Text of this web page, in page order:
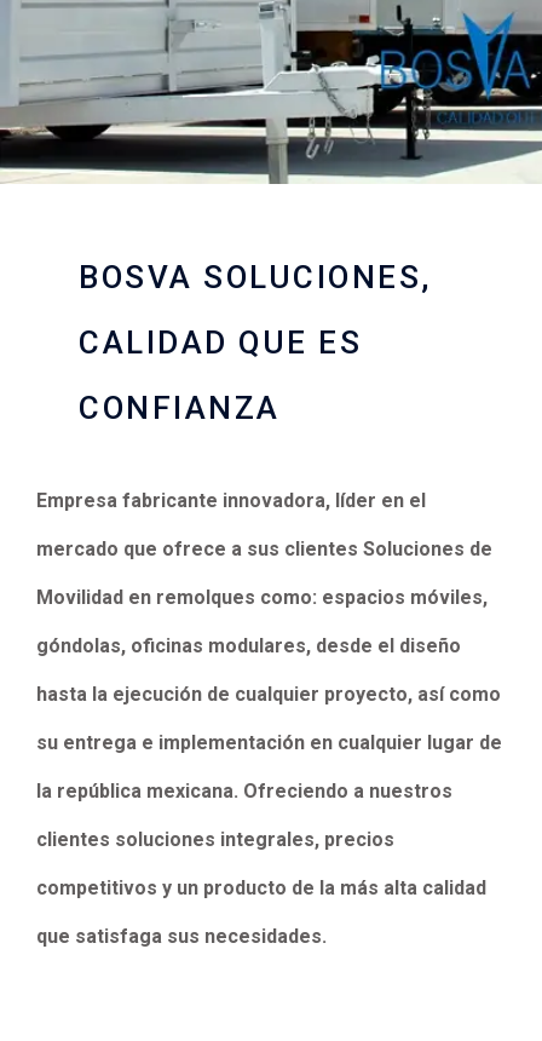
BOSVA SOLUCIONES,
CALIDAD QUE ES
CONFIANZA
Empresa fabricante innovadora, líder en el
mercado que ofrece a sus clientes Soluciones de
Movilidad en remolques como: espacios móviles,
góndolas, oficinas modulares, desde el diseño
hasta la ejecución de cualquier proyecto, así como
su entrega e implementación en cualquier lugar de
la república mexicana. Ofreciendo a nuestros
clientes soluciones integrales, precios
competitivos y un producto de la más alta calidad
que satisfaga sus necesidades.